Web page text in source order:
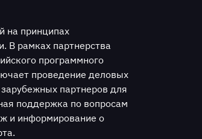
на принципах
В рамках партнерства
программного
проведение деловых
партнеров для
поддержка по вопросам
и информирование о